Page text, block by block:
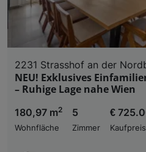
2231 Strasshof an der
NEU! Exklusives
– Ruhige Lage nahe Wien
180,97 m2
Wohnfläche
5
Zimmer
€
Kaufpreis